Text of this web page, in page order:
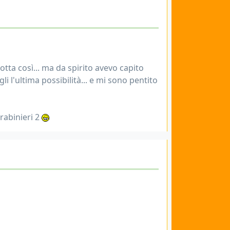
così... ma da spirito avevo capito
l'ultima possibilità... e mi sono pentito
2